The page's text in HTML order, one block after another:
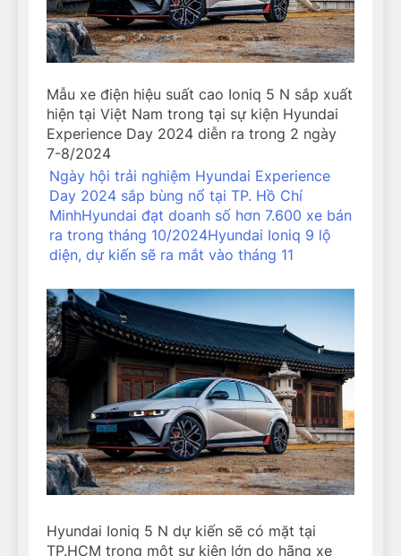
Mẫu xe điện hiệu suất cao Ioniq 5 N sắp xuất
hiện tại Việt Nam trong tại sự kiện Hyundai
Experience Day 2024 diễn ra trong 2 ngày
7-8/2024
Ngày hội trải nghiệm Hyundai Experience
Day 2024 sắp bùng nổ tại TP. Hồ Chí
MinhHyundai đạt doanh số hơn 7.600 xe bán
ra trong tháng 10/2024Hyundai Ioniq 9 lộ
diện, dự kiến sẽ ra mắt vào tháng 11
Hyundai Ioniq 5 N dự kiến sẽ có mặt tại
TP.HCM trong một sự kiện lớn do hãng xe